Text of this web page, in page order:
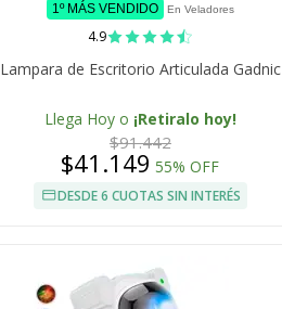
1º MÁS VENDIDO En Veladores
4.9
Lampara de Escritorio Articulada Gadnic
Llega Hoy o ¡Retiralo hoy!
$91.442
$41.149 55% OFF
DESDE 6 CUOTAS SIN INTERÉS